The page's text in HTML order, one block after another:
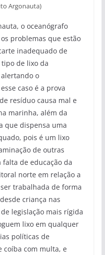
Argonauta)
o oceanógrafo
problemas que estão
inadequado de
de lixo da
o
caso é a prova
resíduo causa mal e
marinha, além da
que dispensa uma
pois é um lixo
de outras
falta de educação da
norte em relação a
trabalhada de forma
criança nas
legislação mais rígida
lixo em qualquer
políticas de
coíba com multa, e